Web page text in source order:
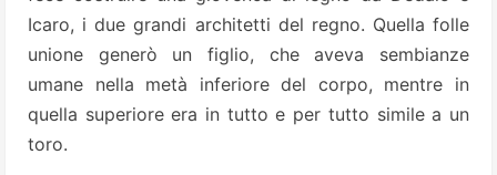
Icaro, i due grandi architetti del regno. Quella folle
unione generò un figlio, che aveva sembianze
umane nella metà inferiore del corpo, mentre in
quella superiore era in tutto e per tutto simile a un
toro.